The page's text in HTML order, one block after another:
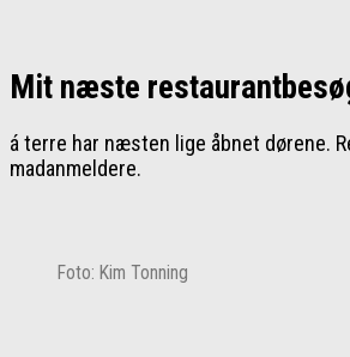
Mit næste
á terre har næsten lige åbnet dørene.
madanmeldere.
Foto: Kim Tonning